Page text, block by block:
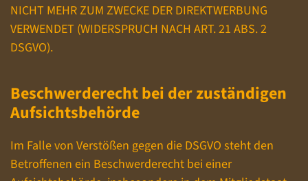
NICHT MEHR ZUM ZWECKE DER DIREKTWERBUNG
VERWENDET (WIDERSPRUCH NACH ART. 21 ABS. 2
DSGVO).
Beschwerde­recht bei der zuständigen
Aufsichts­behörde
Im Falle von Verstößen gegen die DSGVO steht den
Betroffenen ein Beschwerderecht bei einer